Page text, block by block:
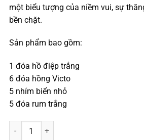
một biểu tượng của niềm vui, sự
bền chặt.
Sản phẩm bao gồm:
1 đóa hồ điệp trắng
6 đóa hồng Victo
5 nhím biển nhỏ
5 đóa rum trắng
Hoa cầm tay - Tình Yêu Diệu Kỳ - 1305 số